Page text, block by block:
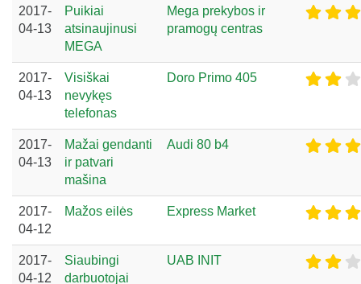
2017-
04-13
Puikiai
atsinaujinusi
MEGA
Mega prekybos ir
pramogų centras
2017-
04-13
Visiškai
nevykęs
telefonas
Doro Primo 405
2017-
04-13
Mažai gendanti
ir patvari
mašina
Audi 80 b4
2017-
04-12
Mažos eilės Express Market
2017-
04-12
Siaubingi
darbuotojai
UAB INIT